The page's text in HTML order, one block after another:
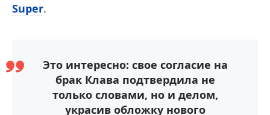
Super.
Это интересно: свое согласие на
брак Клава подтвердила не
только словами, но и делом,
украсив обложку нового